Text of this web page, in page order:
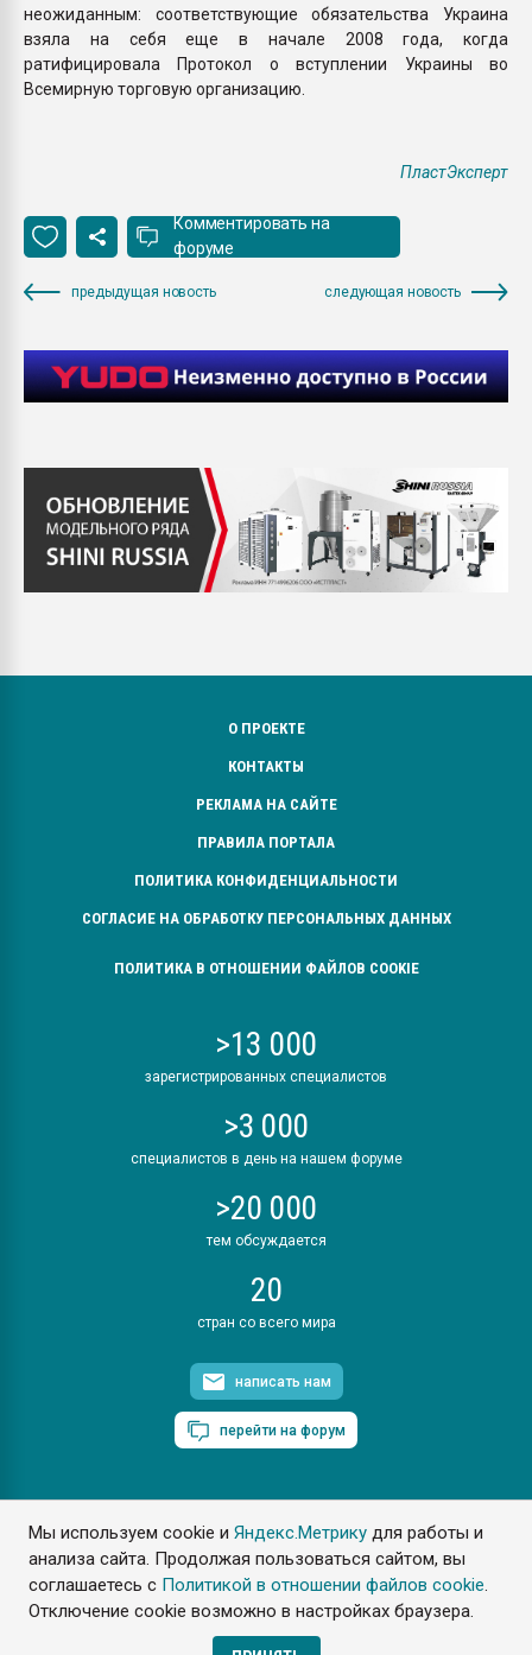
Мы используем cookie иЯндекс.Метрику для работы и
анализа сайта. Продолжая пользоваться сайтом, вы
соглашаетесь с Политикой в отношении файлов cookie.
Отключение cookie возможно в настройках браузера.
неожиданным: соответствующие обязательства Украина
взяла на себя еще в начале 2008 года, когда
ратифицировала Протокол о вступлении Украины во
Всемирную торговую организацию.
ПластЭксперт
Комментировать на
форуме
предыдущая новость следующая новость
О ПРОЕКТЕ
КОНТАКТЫ
РЕКЛАМА НА САЙТЕ
ПРАВИЛА ПОРТАЛА
ПОЛИТИКА КОНФИДЕНЦИАЛЬНОСТИ
СОГЛАСИЕ НА ОБРАБОТКУ ПЕРСОНАЛЬНЫХ ДАННЫХ
ПОЛИТИКА В ОТНОШЕНИИ ФАЙЛОВ COOKIE
>13 000
зарегистрированных специалистов
>3 000
специалистов в день на нашем форуме
>20 000
тем обсуждается
20
стран со всего мира
написать нам
перейти на форум
ПластЭксперт © 2006. Все права защищены
Разрешается копирование материалов сайта с обязательной
ссылкой на www.e-plastic.ru
Разработка сайта